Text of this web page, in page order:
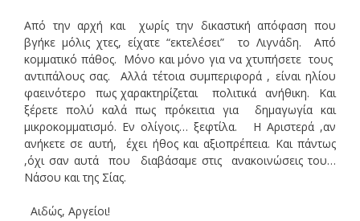
Από την αρχή και χωρίς την δικαστική απόφαση που
βγήκε μόλις χτες, είχατε “εκτελέσει” το Λιγνάδη. Από
κομματικό πάθος. Μόνο και μόνο για να χτυπήσετε τους
αντιπάλους σας. Αλλά τέτοια συμπεριφορά , είναι ηλίου
φαεινότερο πως χαρακτηρίζεται πολιτικά ανήθικη. Και
ξέρετε πολύ καλά πως πρόκειτια για δημαγωγία και
μικροκομματισμό. Εν ολίγοις… ξεφτίλα. Η Αριστερά ,αν
ανήκετε σε αυτή, έχει ήθος και αξιοπρέπεια. Και πάντως
,όχι σαν αυτά που διαβάσαμε στις ανακοινώσεις του…
Νάσου και της Σίας.
Αιδώς, Αργείοι!